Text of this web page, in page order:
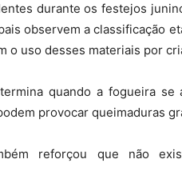
durante os festejos
observem a classificação
o uso desses materiais por
quando a fogueira se
provocar queimaduras
reforçou que não